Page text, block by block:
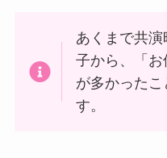
あくまで共
子から、「
が多かった
す。